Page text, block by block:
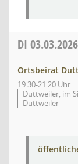
DI 03.03.2026
Ortsbeirat
19:30-21:20 Uhr
Duttweiler, im
Duttweiler